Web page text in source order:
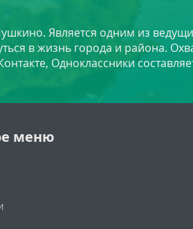
Является одним из
в жизнь города и района.
Одноклассники
меню